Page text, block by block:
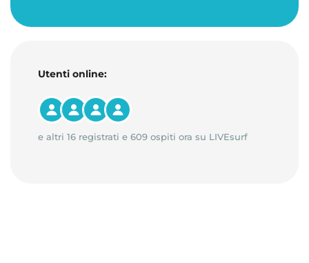
Utenti online:
e altri 16 registrati e 609 ospiti ora su LIVEsurf